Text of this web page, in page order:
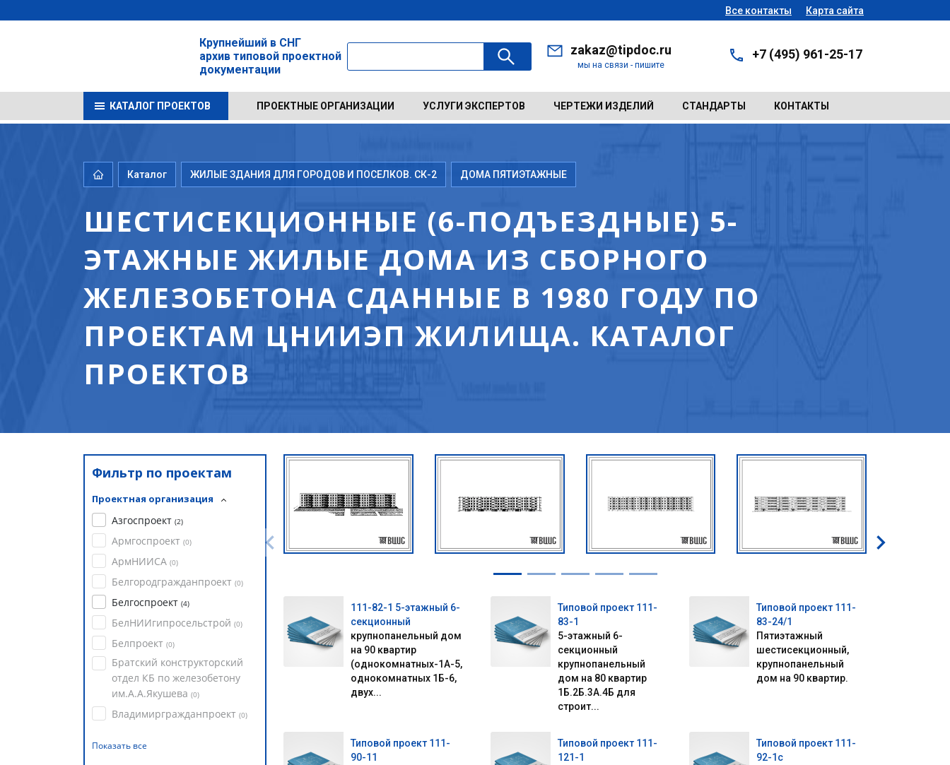
Все контакты Карта сайта
Крупнейший в СНГ
архив типовой проектной
документации
zakaz@tipdoc.ru
мы на связи - пишите
+7 (495) 961-25-17
КАТАЛОГ ПРОЕКТОВ ПРОЕКТНЫЕ ОРГАНИЗАЦИИ УСЛУГИ ЭКСПЕРТОВ ЧЕРТЕЖИ ИЗДЕЛИЙ СТАНДАРТЫ КОНТАКТЫ
Каталог ЖИЛЫЕ ЗДАНИЯ ДЛЯ ГОРОДОВ И ПОСЕЛКОВ. СК-2 ДОМА ПЯТИЭТАЖНЫЕ
ШЕСТИСЕКЦИОННЫЕ (6-ПОДЪЕЗДНЫЕ) 5-
ЭТАЖНЫЕ ЖИЛЫЕ ДОМА ИЗ СБОРНОГО
ЖЕЛЕЗОБЕТОНА СДАННЫЕ В 1980 ГОДУ ПО
ПРОЕКТАМ ЦНИИЭП ЖИЛИЩА. КАТАЛОГ
ПРОЕКТОВ
Фильтр по проектам
Проектная организация
Азгоспроект (2)
Армгоспроект (0)
АрмНИИСА (0)
Белгородгражданпроект (0)
Белгоспроект (4)
БелНИИгипросельстрой (0)
Белпроект (0)
Братский конструкторский
отдел КБ по железобетону
им.А.А.Якушева (0)
Владимиргражданпроект (0)
Показать все
111-82-1 5-этажный 6-
секционный
крупнопанельный дом
на 90 квартир
(однокомнатных-1А-5,
однокомнатных 1Б-6,
двух...
Типовой проект 111-
83-1
5-этажный 6-
секционный
крупнопанельный
дом на 80 квартир
1Б.2Б.3А.4Б для
строит...
Типовой проект 111-
83-24/1
Пятиэтажный
шестисекционный,
крупнопанельный
дом на 90 квартир.
Типовой проект 111-
90-11
Типовой проект 111-
121-1
Типовой проект 111-
92-1с